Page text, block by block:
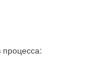
процесса: